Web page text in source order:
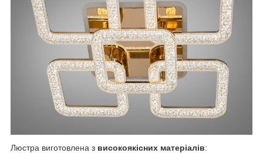
Люстра виготовлена з високоякісних матеріалів: